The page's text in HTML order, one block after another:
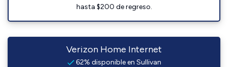
hasta $200 de regreso.
Verizon Home Internet
62% disponible en Sullivan